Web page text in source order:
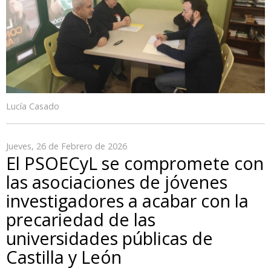
Lucía Casado
Jueves, 26 de Febrero de 2026
El PSOECyL se compromete con
las asociaciones de jóvenes
investigadores a acabar con la
precariedad de las
universidades públicas de
Castilla y León